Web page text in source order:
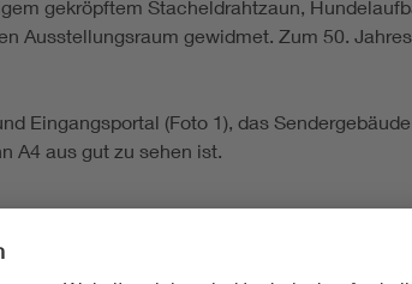
gekröpftem Stacheldrahtzaun,
Ausstellungsraum gewidmet. Zum 50.
Eingangsportal (Foto 1), das
A4 aus gut zu sehen ist.
(IKT); Nachrichten- und